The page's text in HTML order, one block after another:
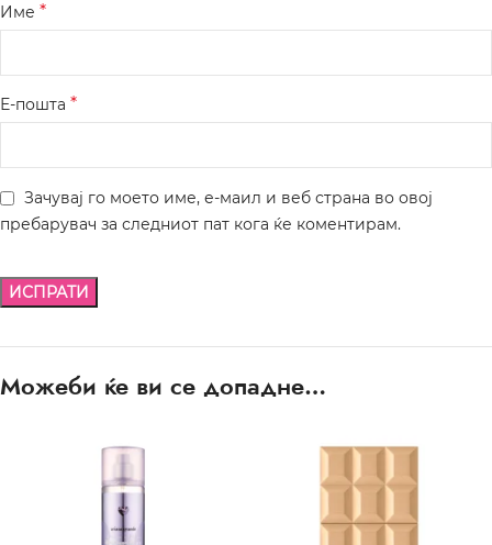
Име *
Е-пошта *
Зачувај го моето име, е-маил и веб страна во овој
пребарувач за следниот пат кога ќе коментирам.
Можеби ќе ви се допадне…